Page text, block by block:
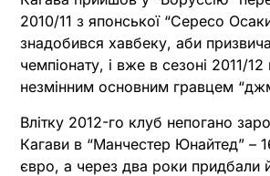
2010/11 з японської “Сересо
знадобився хавбеку, аби
чемпіонату, і вже в сезоні 2011/12
незмінним основним гравцем
Влітку 2012-го клуб непогано
Кагави в “Манчестер Юнайтед” –
євро, а через два роки придбали